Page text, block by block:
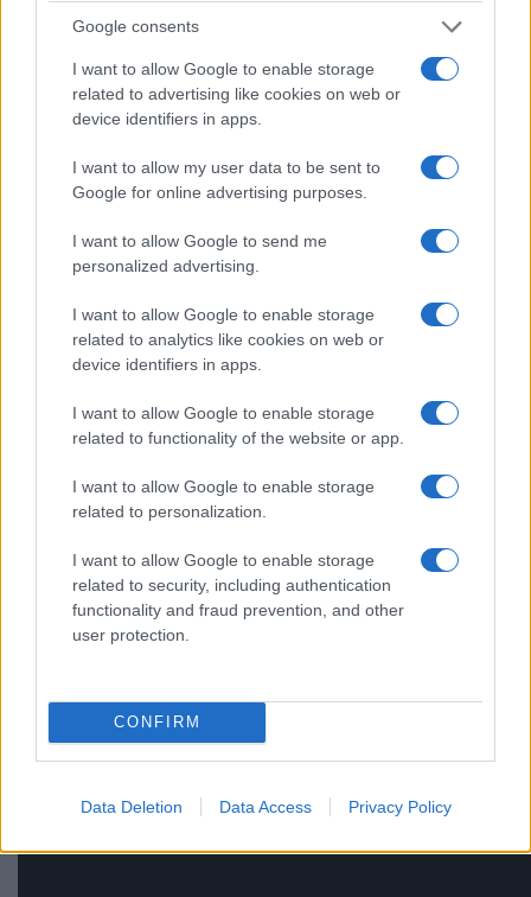
Google consents
I want to allow Google to enable storage
related to advertising like cookies on web or
device identifiers in apps.
I want to allow my user data to be sent to
Google for online advertising purposes.
I want to allow Google to send me
personalized advertising.
I want to allow Google to enable storage
related to analytics like cookies on web or
device identifiers in apps.
I want to allow Google to enable storage
related to functionality of the website or app.
I want to allow Google to enable storage
related to personalization.
I want to allow Google to enable storage
related to security, including authentication
functionality and fraud prevention, and other
user protection.
CONFIRM
Data Deletion Data Access Privacy Policy